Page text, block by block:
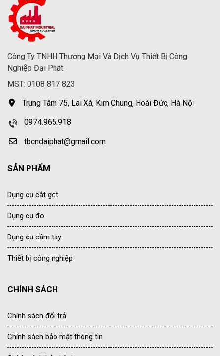
Công Ty TNHH Thương Mại Và Dịch Vụ Thiết Bị Công
Nghiệp Đại Phát
MST: 0108 817 823
Trung Tâm 75, Lai Xá, Kim Chung, Hoài Đức, Hà Nội
0974.965.918
tbcndaiphat@gmail.com
SẢN PHẨM
Dụng cụ cắt gọt
Dụng cụ đo
Dụng cụ cầm tay
Thiết bị công nghiệp
CHÍNH SÁCH
Chính sách đổi trả
Chính sách bảo mật thông tin